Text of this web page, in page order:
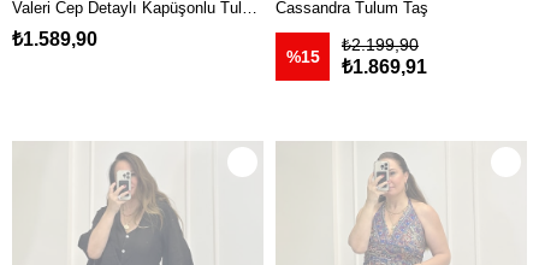
₺1.589,90
Cassandra Tulum Taş
₺1.869,91
₺2.199,90
%15